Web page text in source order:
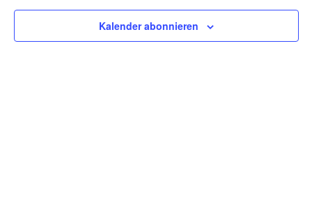
Kalender abonnieren